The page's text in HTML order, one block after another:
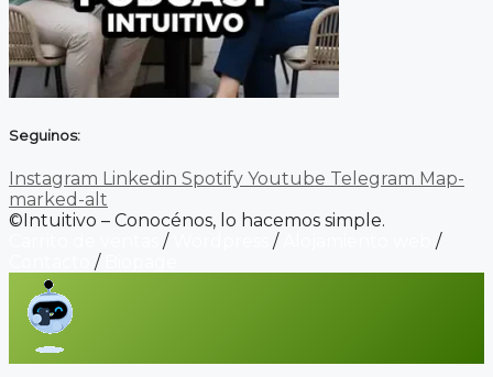
Seguinos:
Instagram Linkedin Spotify Youtube Telegram Map-
marked-alt
©Intuitivo – Conocénos, lo hacemos simple.
/ /
/
/